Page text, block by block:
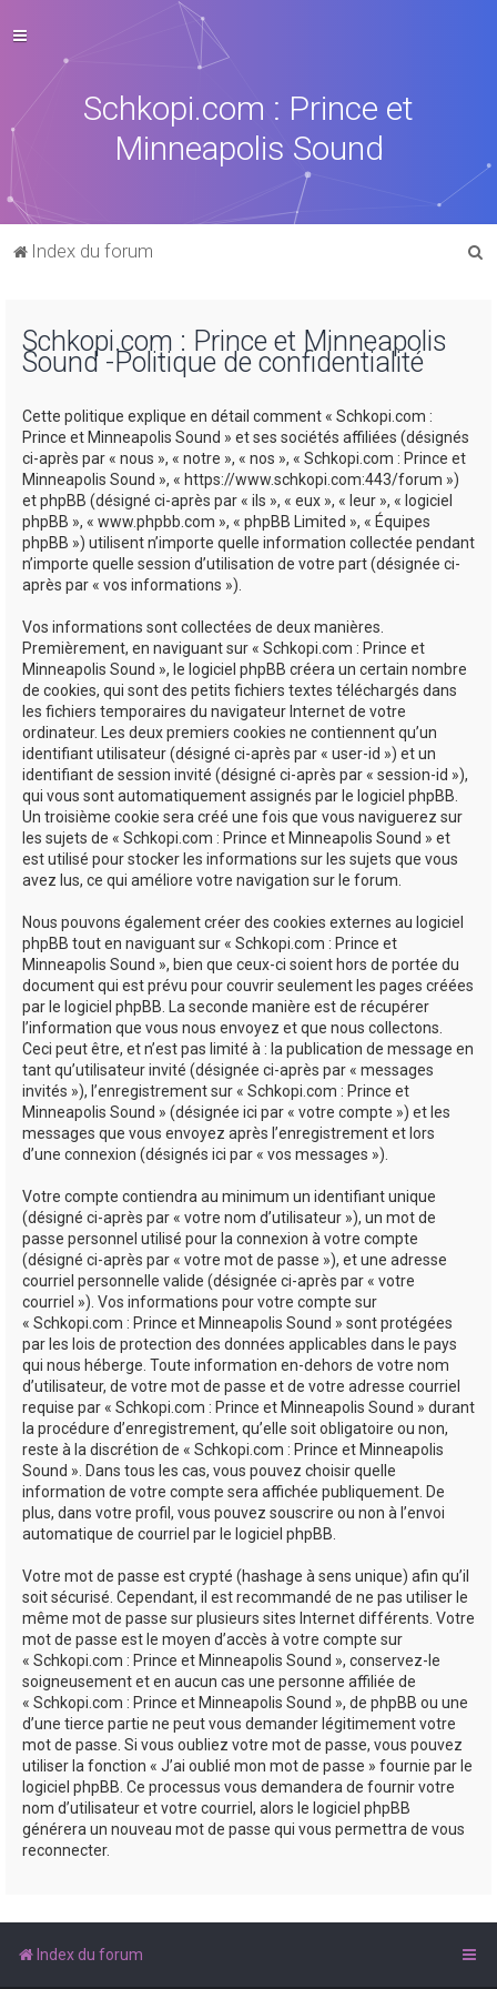
Schkopi.com : Prince et
Minneapolis Sound
Index du forum
Schkopi.com : Prince et Minneapolis
Sound -Politique de confidentialité
Cette politique explique en détail comment « Schkopi.com :
Prince et Minneapolis Sound » et ses sociétés affiliées (désignés
ci-après par « nous », « notre », « nos », « Schkopi.com : Prince et
Minneapolis Sound », « https://www.schkopi.com:443/forum »)
et phpBB (désigné ci-après par « ils », « eux », « leur », « logiciel
phpBB », « www.phpbb.com », « phpBB Limited », « Équipes
phpBB ») utilisent n’importe quelle information collectée pendant
n’importe quelle session d’utilisation de votre part (désignée ci-
après par « vos informations »).
Vos informations sont collectées de deux manières.
Premièrement, en naviguant sur « Schkopi.com : Prince et
Minneapolis Sound », le logiciel phpBB créera un certain nombre
de cookies, qui sont des petits fichiers textes téléchargés dans
les fichiers temporaires du navigateur Internet de votre
ordinateur. Les deux premiers cookies ne contiennent qu’un
identifiant utilisateur (désigné ci-après par « user-id ») et un
identifiant de session invité (désigné ci-après par « session-id »),
qui vous sont automatiquement assignés par le logiciel phpBB.
Un troisième cookie sera créé une fois que vous naviguerez sur
les sujets de « Schkopi.com : Prince et Minneapolis Sound » et
est utilisé pour stocker les informations sur les sujets que vous
avez lus, ce qui améliore votre navigation sur le forum.
Nous pouvons également créer des cookies externes au logiciel
phpBB tout en naviguant sur « Schkopi.com : Prince et
Minneapolis Sound », bien que ceux-ci soient hors de portée du
document qui est prévu pour couvrir seulement les pages créées
par le logiciel phpBB. La seconde manière est de récupérer
l’information que vous nous envoyez et que nous collectons.
Ceci peut être, et n’est pas limité à : la publication de message en
tant qu’utilisateur invité (désignée ci-après par « messages
invités »), l’enregistrement sur « Schkopi.com : Prince et
Minneapolis Sound » (désignée ici par « votre compte ») et les
messages que vous envoyez après l’enregistrement et lors
d’une connexion (désignés ici par « vos messages »).
Votre compte contiendra au minimum un identifiant unique
(désigné ci-après par « votre nom d’utilisateur »), un mot de
passe personnel utilisé pour la connexion à votre compte
(désigné ci-après par « votre mot de passe »), et une adresse
courriel personnelle valide (désignée ci-après par « votre
courriel »). Vos informations pour votre compte sur
« Schkopi.com : Prince et Minneapolis Sound » sont protégées
par les lois de protection des données applicables dans le pays
qui nous héberge. Toute information en-dehors de votre nom
d’utilisateur, de votre mot de passe et de votre adresse courriel
requise par « Schkopi.com : Prince et Minneapolis Sound » durant
la procédure d’enregistrement, qu’elle soit obligatoire ou non,
reste à la discrétion de « Schkopi.com : Prince et Minneapolis
Sound ». Dans tous les cas, vous pouvez choisir quelle
information de votre compte sera affichée publiquement. De
plus, dans votre profil, vous pouvez souscrire ou non à l’envoi
automatique de courriel par le logiciel phpBB.
Votre mot de passe est crypté (hashage à sens unique) afin qu’il
soit sécurisé. Cependant, il est recommandé de ne pas utiliser le
même mot de passe sur plusieurs sites Internet différents. Votre
mot de passe est le moyen d’accès à votre compte sur
« Schkopi.com : Prince et Minneapolis Sound », conservez-le
soigneusement et en aucun cas une personne affiliée de
« Schkopi.com : Prince et Minneapolis Sound », de phpBB ou une
d’une tierce partie ne peut vous demander légitimement votre
mot de passe. Si vous oubliez votre mot de passe, vous pouvez
utiliser la fonction « J’ai oublié mon mot de passe » fournie par le
logiciel phpBB. Ce processus vous demandera de fournir votre
nom d’utilisateur et votre courriel, alors le logiciel phpBB
générera un nouveau mot de passe qui vous permettra de vous
reconnecter.
Index du forum